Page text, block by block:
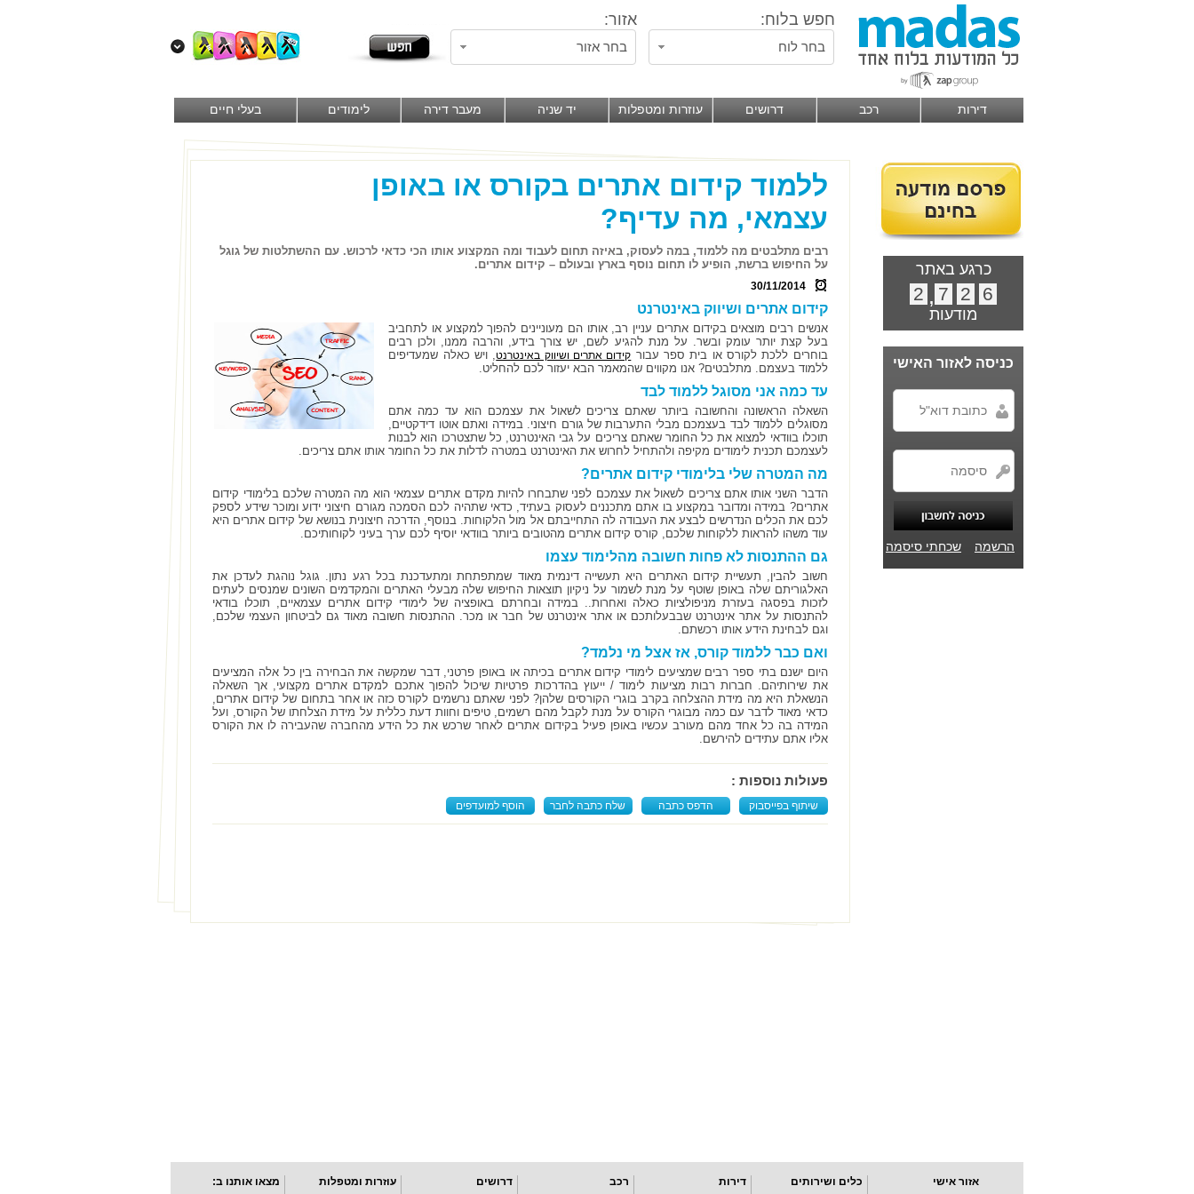
חפש בלוח: אזור:
בחר לוח בחר אזור
דירות רכב דרושים עוזרות ומטפלות יד שניה מעבר דירה לימודים בעלי חיים
כרגע באתר
6
2
7
,
2
מודעות
כניסה לאזור האישי
הרשמה שכחתי סיסמה
ללמוד קידום אתרים בקורס או באופן
עצמאי, מה עדיף?
רבים מתלבטים מה ללמוד, במה לעסוק, באיזה תחום לעבוד ומה המקצוע אותו הכי כדאי לרכוש. עם ההשתלטות של גוגל
על החיפוש ברשת, הופיע לו תחום נוסף בארץ ובעולם – קידום אתרים.
30/11/2014
קידום אתרים ושיווק באינטרנט
אנשים רבים מוצאים בקידום אתרים עניין רב, אותו הם מעוניינים להפוך למקצוע או לתחביב
בעל קצת יותר עומק ובשר. על מנת להגיע לשם, יש צורך בידע, והרבה ממנו, ולכן רבים
בוחרים ללכת לקורס או בית ספר עבור קידום אתרים ושיווק באינטרנט, ויש כאלה שמעדיפים
ללמוד בעצמם. מתלבטים? אנו מקווים שהמאמר הבא יעזור לכם להחליט.
עד כמה אני מסוגל ללמוד לבד
השאלה הראשונה והחשובה ביותר שאתם צריכים לשאול את עצמכם הוא עד כמה אתם
מסוגלים ללמוד לבד בעצמכם מבלי התערבות של גורם חיצוני. במידה ואתם אוטו דידקטיים,
תוכלו בוודאי למצוא את כל החומר שאתם צריכים על גבי האינטרנט, כל שתצטרכו הוא לבנות
לעצמכם תכנית לימודים מקיפה ולהתחיל לחרוש את האינטרנט במטרה לדלות את כל החומר אותו אתם צריכים.
מה המטרה שלי בלימודי קידום אתרים?
הדבר השני אותו אתם צריכים לשאול את עצמכם לפני שתבחרו להיות מקדם אתרים עצמאי הוא מה המטרה שלכם בלימודי קידום
אתרים? במידה ומדובר במקצוע בו אתם מתכננים לעסוק בעתיד, כדאי שתהיה לכם הסמכה מגורם חיצוני ידוע ומוכר שידע לספק
לכם את הכלים הנדרשים לבצע את העבודה לה התחייבתם אל מול הלקוחות. בנוסף, הדרכה חיצונית בנושא של קידום אתרים היא
עוד משהו להראות ללקוחות שלכם, קורס קידום אתרים מהטובים ביותר בוודאי יוסיף לכם ערך בעיני לקוחותיכם.
גם ההתנסות לא פחות חשובה מהלימוד עצמו
חשוב להבין, תעשיית קידום האתרים היא תעשייה דינמית מאוד שמתפתחת ומתעדכנת בכל רגע נתון. גוגל נוהגת לעדכן את
האלגוריתם שלה באופן שוטף על מנת לשמור על ניקיון תוצאות החיפוש שלה מבעלי האתרים והמקדמים השונים שמנסים לעתים
לזכות בפסגה בעזרת מניפולציות כאלה ואחרות.. במידה ובחרתם באופציה של לימודי קידום אתרים עצמאיים, תוכלו בודאי
להתנסות על אתר אינטרנט שבבעלותכם או אתר אינטרנט של חבר או מכר. ההתנסות חשובה מאוד גם לביטחון העצמי שלכם,
וגם לבחינת הידע אותו רכשתם.
ואם כבר ללמוד קורס, אז אצל מי נלמד?
היום ישנם בתי ספר רבים שמציעים לימודי קידום אתרים בכיתה או באופן פרטני, דבר שמקשה את הבחירה בין כל אלה המציעים
את שירותיהם. חברות רבות מציעות לימוד / ייעוץ בהדרכות פרטיות שיכול להפוך אתכם למקדם אתרים מקצועי, אך השאלה
הנשאלת היא מה מידת ההצלחה בקרב בוגרי הקורסים שלהן? לפני שאתם נרשמים לקורס כזה או אחר בתחום של קידום אתרים,
כדאי מאוד לדבר עם כמה מבוגרי הקורס על מנת לקבל מהם רשמים, טיפים וחוות דעת כללית על מידת הצלחתו של הקורס, ועל
המידה בה כל אחד מהם מעורב עכשיו באופן פעיל בקידום אתרים לאחר שרכש את כל הידע מהחברה שהעבירה לו את הקורס
אליו אתם עתידים להירשם.
פעולות נוספות :
שיתוף בפייסבוק הדפס כתבה שלח כתבה לחבר הוסף למועדפים
אזור אישי כלים ושירותים דירות רכב דרושים עוזרות ומטפלות מצאו אותנו ב: